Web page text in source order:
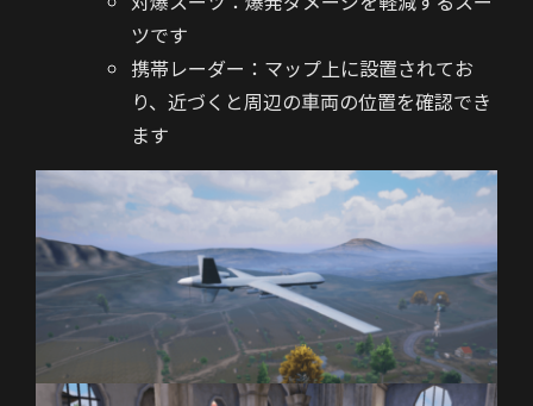
ツです
携帯レーダー： マップ上に設置されてお
り、近づくと周辺の車両の位置を確認でき
ます